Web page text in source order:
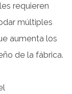
requieren
múltiples
aumenta los
de la fábrica.